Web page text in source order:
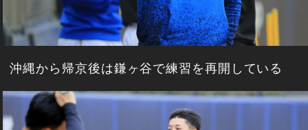
沖縄から帰京後は鎌ヶ谷で練習を再開している